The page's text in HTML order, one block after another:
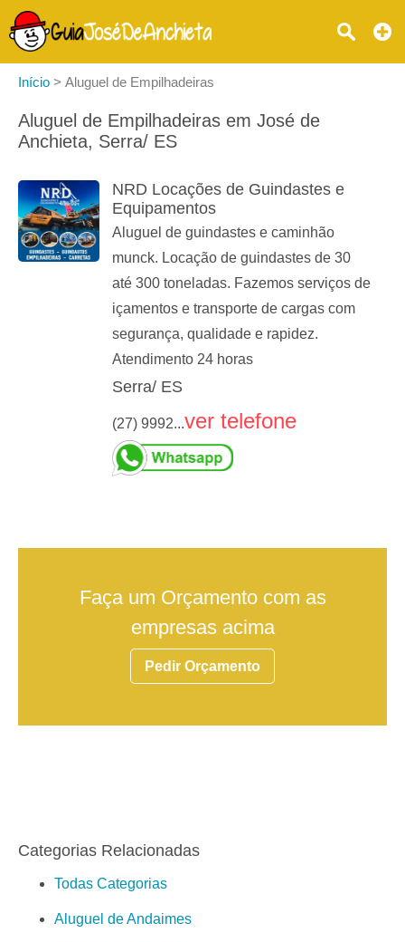
Início > Aluguel de Empilhadeiras
Aluguel de Empilhadeiras em José de
Anchieta, Serra/ ES
NRD Locações de Guindastes e
Equipamentos
Aluguel de guindastes e caminhão
munck. Locação de guindastes de 30
até 300 toneladas. Fazemos serviços de
içamentos e transporte de cargas com
segurança, qualidade e rapidez.
Atendimento 24 horas
Serra/ ES
(27) 9992...ver telefone
Faça um Orçamento com as
empresas acima
Pedir Orçamento
Categorias Relacionadas
Todas Categorias
Aluguel de Andaimes